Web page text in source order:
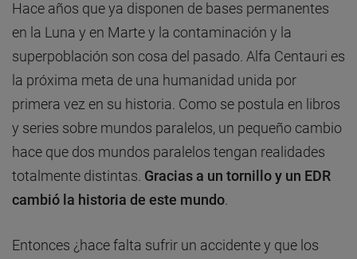
Hace años que ya disponen de bases permanentes
en la Luna y en Marte y la contaminación y la
superpoblación son cosa del pasado. Alfa Centauri es
la próxima meta de una humanidad unida por
primera vez en su historia. Como se postula en libros
y series sobre mundos paralelos, un pequeño cambio
hace que dos mundos paralelos tengan realidades
totalmente distintas. Gracias a un tornillo y un EDR
cambió la historia de este mundo
Entonces ¿hace falta sufrir un accidente y que los